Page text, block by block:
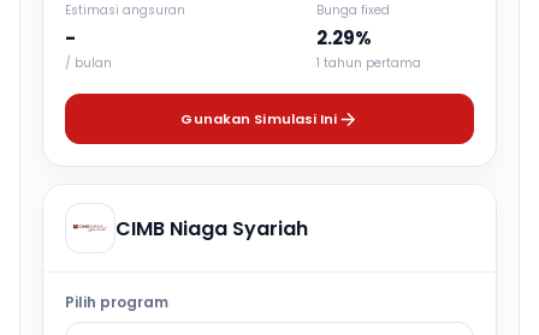
Estimasi angsuran
-
/ bulan
Bunga fixed
2.29%
1 tahun pertama
Gunakan Simulasi Ini
CIMB Niaga Syariah
Pilih program